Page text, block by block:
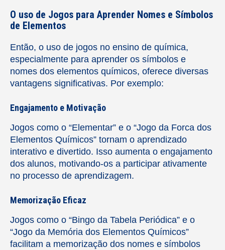
O uso de Jogos para Aprender Nomes e Símbolos
de Elementos
Então, o uso de jogos no ensino de química,
especialmente para aprender os símbolos e
nomes dos elementos químicos, oferece diversas
vantagens significativas. Por exemplo:
Engajamento e Motivação
Jogos como o “Elementar” e o “Jogo da Forca dos
Elementos Químicos” tornam o aprendizado
interativo e divertido. Isso aumenta o engajamento
dos alunos, motivando-os a participar ativamente
no processo de aprendizagem.
Memorização Eficaz
Jogos como o “Bingo da Tabela Periódica” e o
“Jogo da Memória dos Elementos Químicos”
facilitam a memorização dos nomes e símbolos